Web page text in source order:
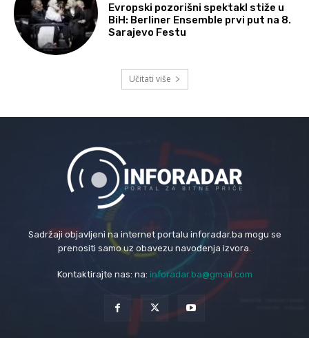
Evropski pozorišni spektakl stiže u
BiH: Berliner Ensemble prvi put na 8.
Sarajevo Festu
Učitati više
Sadržaji objavljeni na internet portalu inforadar.ba mogu se
prenositi samo uz obavezu navođenja izvora.
Kontaktirajte nas: na: inforadar.ba@gmail.com